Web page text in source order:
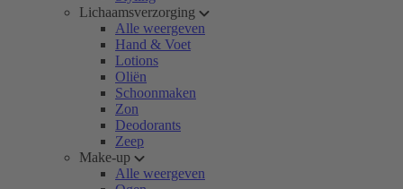
Lichaamsverzorging
Alle weergeven
Hand & Voet
Lotions
Oliën
Schoonmaken
Zon
Deodorants
Zeep
Make-up
Alle weergeven